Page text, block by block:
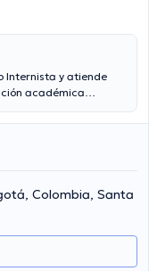
Internista y atiende
académica
de experiencia laboral
médicas.
continua en su
comunicados.
en Español.
Colombia, Santa